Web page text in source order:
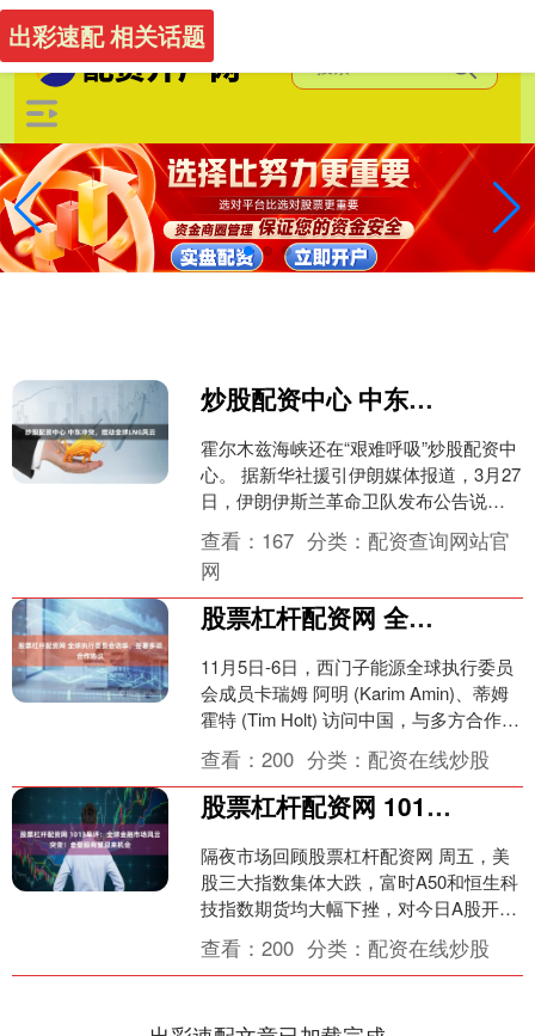
-->
出彩速配 相关话题
炒股配资中心 中东冲突，搅动全球LNG风云
霍尔木兹海峡还在“艰难呼吸”炒股配资中
心。 据新华社援引伊朗媒体报道，3月27
日，伊朗伊斯兰革命卫队发布公告说，
霍尔木兹海峡现已关闭，禁止任何“来自
或前往”美国....
查看： 167 分类：配资查询网站官
网
股票杠杆配资网 全球执行委员会访华，签署多项合作协议
11月5日-6日，西门子能源全球执行委员
会成员卡瑞姆 阿明 (Karim Amin)、蒂姆
霍特 (Tim Holt) 访问中国，与多方合作伙
伴就加强国际合作、....
查看：200 分类：配资在线炒股
股票杠杆配资网 1013早评：全球金融市场风云突变！老登股有望迎来机会
隔夜市场回顾股票杠杆配资网 周五，美
股三大指数集体大跌，富时A50和恒生科
技指数期货均大幅下挫，对今日A股开盘
影响偏利空，预计大盘大幅低开。国际
原油重挫近5%，....
查看：200 分类：配资在线炒股